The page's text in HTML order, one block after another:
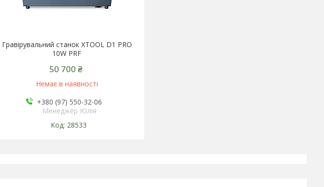
Гравірувальний станок XTOOL D1 PRO
10W PRF
50 700 ₴
Немає в наявності
+380 (97) 550-32-06
Менеджер Юлія
28533